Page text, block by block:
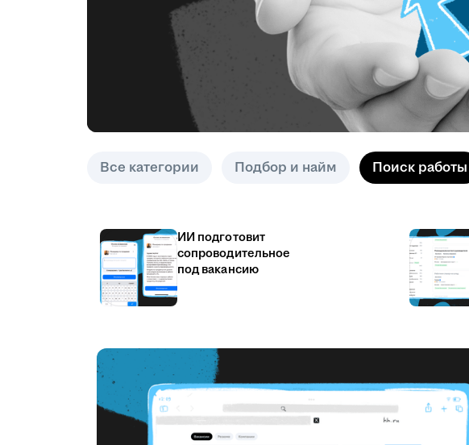
Все категории Подбор и найм Поиск работы
ИИ подготовит
сопроводительное
под вакансию